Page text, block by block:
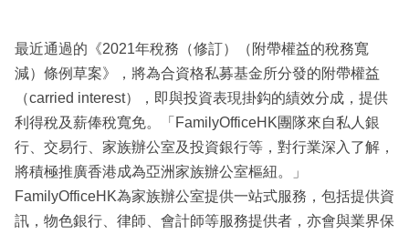
最近通過的《2021年稅務（修訂）（附帶權益的稅務寬
減）條例草案》，將為合資格私募基金所分發的附帶權益
（carried interest），即與投資表現掛鈎的績效分成，提供
利得稅及薪俸稅寬免。「FamilyOfficeHK團隊來自私人銀
行、交易行、家族辦公室及投資銀行等，對行業深入了解，
將積極推廣香港成為亞洲家族辦公室樞紐。」
FamilyOfficeHK為家族辦公室提供一站式服務，包括提供資
訊，物色銀行、律師、會計師等服務提供者，亦會與業界保